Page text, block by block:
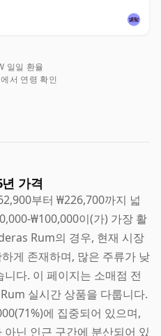
일일 환율
서 연령 확인
가격
부터 ₩226,700까지 넓
₩100,000이(가) 가장 활
Rum의 경우, 현재 시장
게 존재하며, 많은 주류가 낮
다. 이 페이지는 소매점 전
실시간 상품을 다룹니다.
에 집중되어 있으며,
닌 인근 구간에 분산되어 있